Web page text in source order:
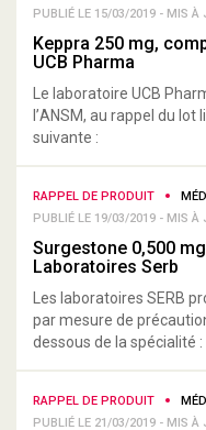
PUBLIÉ LE 15/03/2019 - MIS À
Keppra 250 mg,
UCB Pharma
Le laboratoire UCB
l’ANSM, au rappel du
suivante :
RAPPEL DE PRODUIT
PUBLIÉ LE 19/03/2019 - MIS À
Surgestone 0,500
Laboratoires Serb
Les laboratoires SERB
par mesure de
dessous de la spécialité :
RAPPEL DE PRODUIT
PUBLIÉ LE 21/03/2019 - MIS À